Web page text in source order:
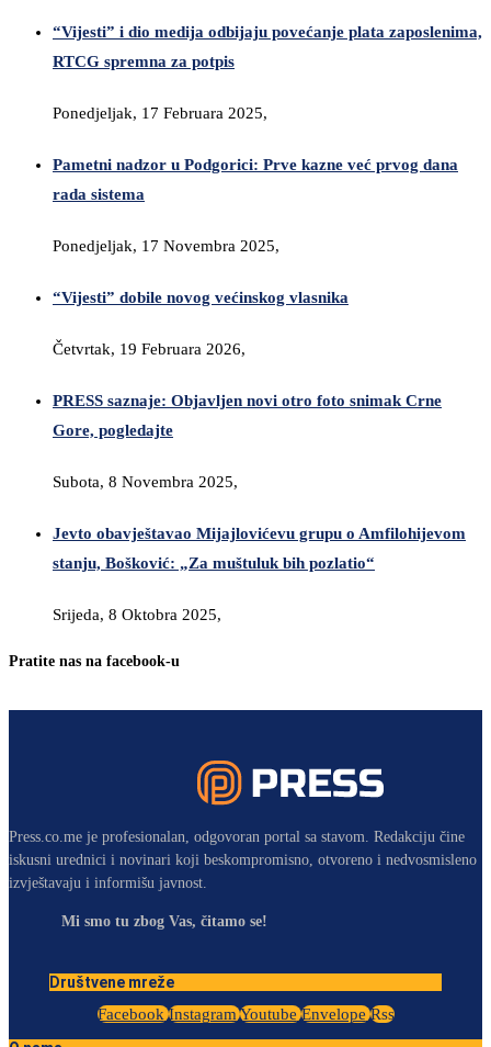
“Vijesti” i dio medija odbijaju povećanje plata zaposlenima,
RTCG spremna za potpis
Ponedjeljak, 17 Februara 2025,
Pametni nadzor u Podgorici: Prve kazne već prvog dana
rada sistema
Ponedjeljak, 17 Novembra 2025,
“Vijesti” dobile novog većinskog vlasnika
Četvrtak, 19 Februara 2026,
PRESS saznaje: Objavljen novi otro foto snimak Crne
Gore, pogledajte
Subota, 8 Novembra 2025,
Jevto obavještavao Mijajlovićevu grupu o Amfilohijevom
stanju, Bošković: „Za muštuluk bih pozlatio“
Srijeda, 8 Oktobra 2025,
Pratite nas na facebook-u
Press.co.me je profesionalan, odgovoran portal sa stavom. Redakciju čine
iskusni urednici i novinari koji beskompromisno, otvoreno i nedvosmisleno
izvještavaju i informišu javnost.
Mi smo tu zbog Vas, čitamo se!
Društvene mreže
Facebook Instagram Youtube Envelope Rss